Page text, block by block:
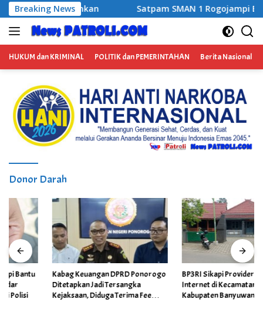
Langsung
ke
konten
Breaking News
SMAN 1 Rogojampi Bantu Amankan Terduga Pengedar
HUKUM dan KRIMINAL POLITIK dan PEMERINTAHAN Berita Nasional
Donor Darah
Kabag Keuangan DPRD Ponorogo
Ditetapkan Jadi Tersangka
Kejaksaan, Diduga Terima Fee
BP3RI Sikapi Provider Jaringan
Internet di Kecamatan Songgon
Kabupaten Banyuwangi